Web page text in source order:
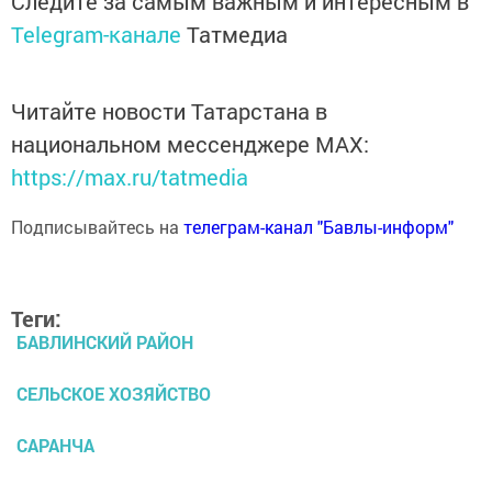
Telegram-канале Татмедиа
Читайте новости Татарстана в
национальном мессенджере MАХ:
https://max.ru/tatmedia
Подписывайтесь на телеграм-канал "Бавлы-информ"
Теги:
БАВЛИНСКИЙ РАЙОН
СЕЛЬСКОЕ ХОЗЯЙСТВО
САРАНЧА